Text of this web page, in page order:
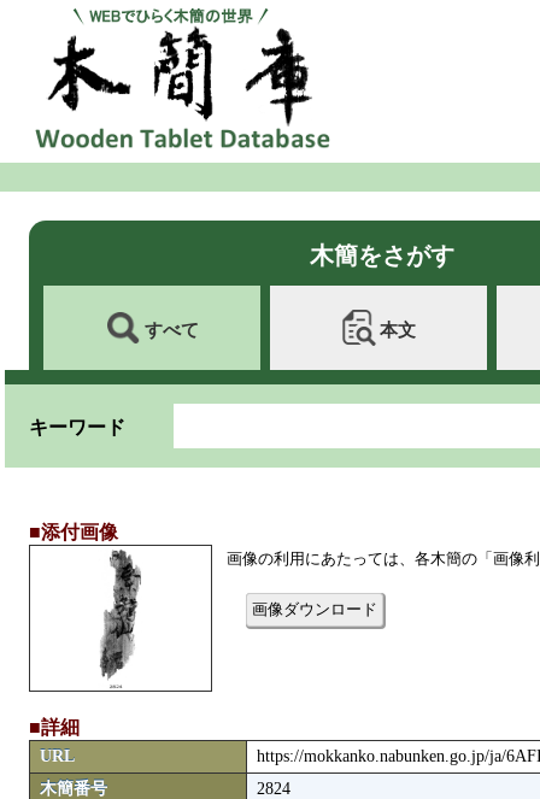
木簡をさがす
すべて 本文
キーワード
■添付画像
画像の利用にあたっては、各木簡の「画像
画像ダウンロード
■詳細
URL
https://mokkanko.nabunken.go.jp/ja/
木簡番号
2824